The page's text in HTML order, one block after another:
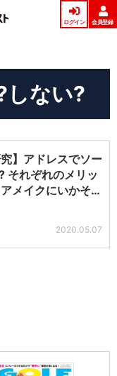
ログイン 会員登録
しない?
究】アドレスでソー
それぞれのメリッ
メイクにいかそ
2020.05.07